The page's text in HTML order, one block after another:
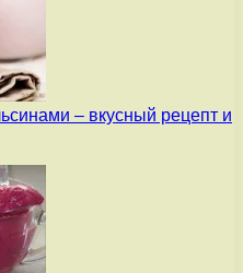
– вкусный рецепт и